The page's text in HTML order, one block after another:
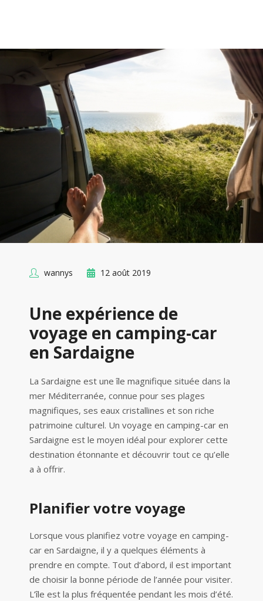
wannys 12 août 2019
Une expérience de
voyage en camping-car
en Sardaigne
La Sardaigne est une île magnifique située dans la
mer Méditerranée, connue pour ses plages
magnifiques, ses eaux cristallines et son riche
patrimoine culturel. Un voyage en camping-car en
Sardaigne est le moyen idéal pour explorer cette
destination étonnante et découvrir tout ce qu’elle
a à offrir.
Planifier votre voyage
Lorsque vous planifiez votre voyage en camping-
car en Sardaigne, il y a quelques éléments à
prendre en compte. Tout d’abord, il est important
de choisir la bonne période de l’année pour visiter.
L’île est la plus fréquentée pendant les mois d’été.